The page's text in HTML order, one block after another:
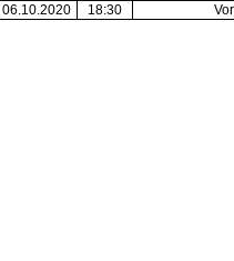
06.10.2020
18:30